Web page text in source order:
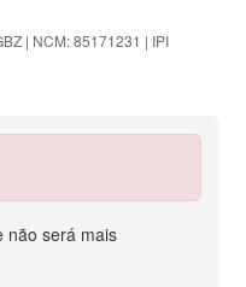
| NCM: 85171231 | IPI
não será mais